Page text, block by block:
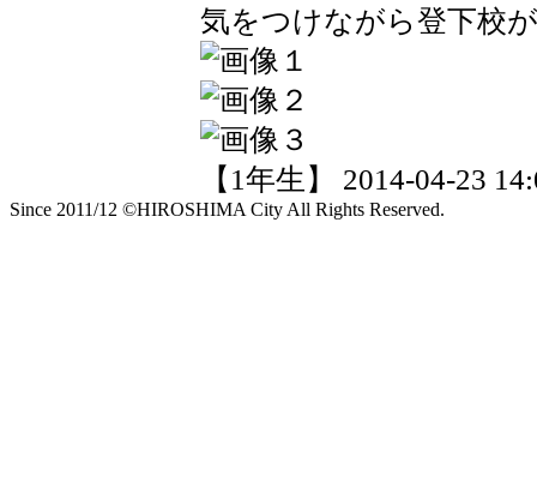
気をつけながら登下校
【1年生】 2014-04-23
Since 2011/12 ©HIROSHIMA City All Rights Reserved.